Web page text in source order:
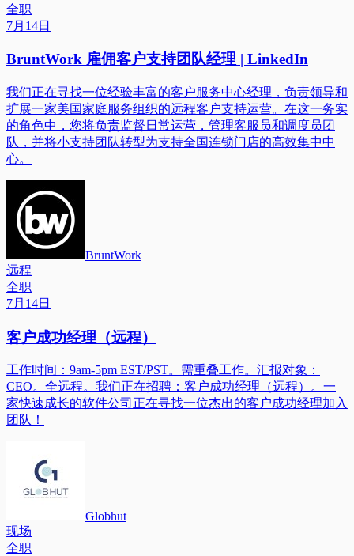
全职
7月14日
BruntWork 雇佣客户支持团队经理 | LinkedIn
我们正在寻找一位经验丰富的客户服务中心经理，负责领导和
扩展一家美国家庭服务组织的远程客户支持运营。在这一务实
的角色中，您将负责监督日常运营，管理客服员和调度员团
队，并将小支持团队转型为支持全国连锁门店的高效集中中
心。
BruntWork
远程
全职
7月14日
客户成功经理（远程）
工作时间：9am-5pm EST/PST。需重叠工作。汇报对象：
CEO。全远程。我们正在招聘：客户成功经理（远程）。一
家快速成长的软件公司正在寻找一位杰出的客户成功经理加入
团队！
Globhut
现场
全职